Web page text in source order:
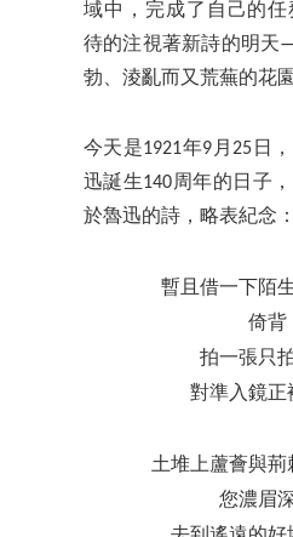
域中，完成了自己的
待的注視著新詩的明天
勃、淩亂而又荒蕪的花
今天是1921年9月25日
迅誕生140周年的日子
於魯迅的詩，略表紀念：
暫且借一下陌
倚背
拍一張只
對準入鏡正
土堆上蘆薈與荊
您濃眉